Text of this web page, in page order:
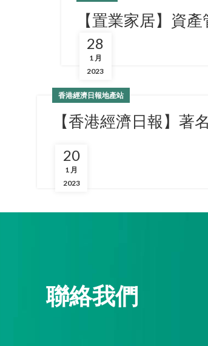
28
1 月
2023
【置業家居】資
20
1 月
2023
香港經濟日報地產站
【香港經濟日報】著
聯絡我們